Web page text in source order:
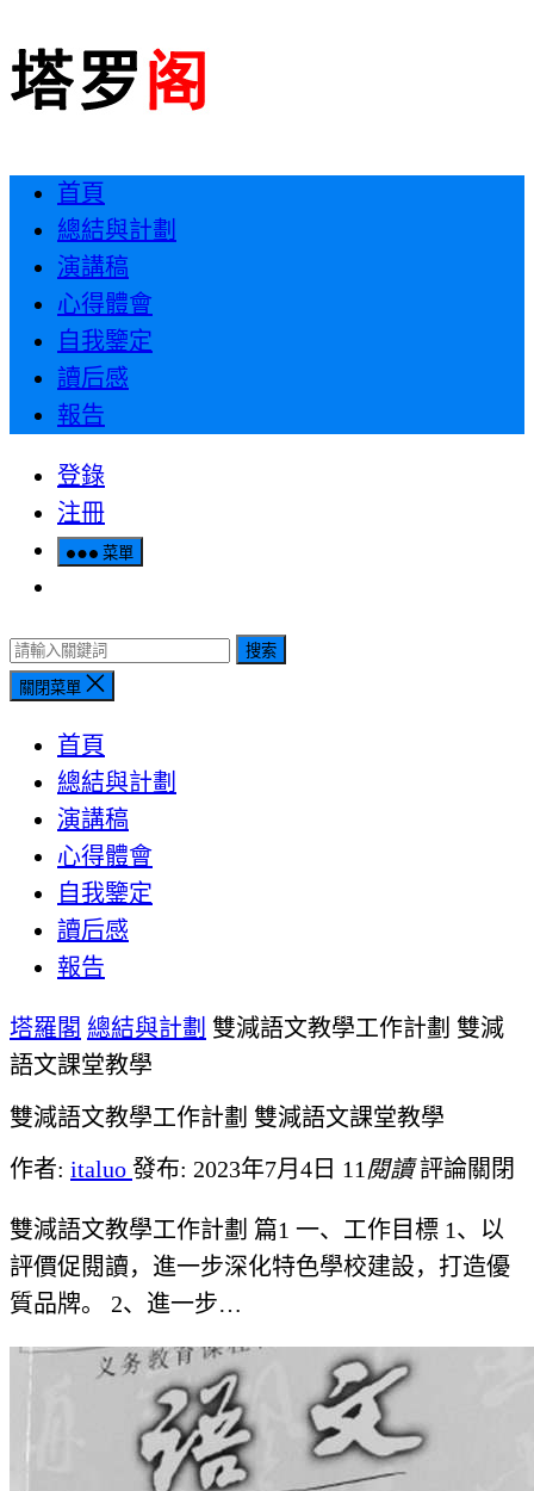
首頁
總結與計劃
演講稿
心得體會
自我鑒定
讀后感
報告
登錄
注冊
菜單
搜索
關閉菜單
首頁
總結與計劃
演講稿
心得體會
自我鑒定
讀后感
報告
塔羅閣 總結與計劃 雙減語文教學工作計劃 雙減
語文課堂教學
雙減語文教學工作計劃 雙減語文課堂教學
作者: italuo 發布: 2023年7月4日 11 閱讀 評論關閉
雙減語文教學工作計劃 篇1 一、工作目標 1、以
評價促閱讀，進一步深化特色學校建設，打造優
質品牌。 2、進一步…